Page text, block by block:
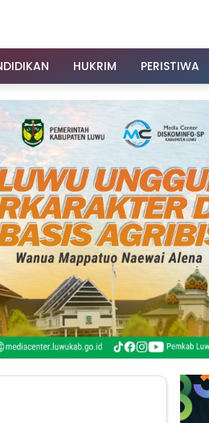
HUKRIM PERISTIWA